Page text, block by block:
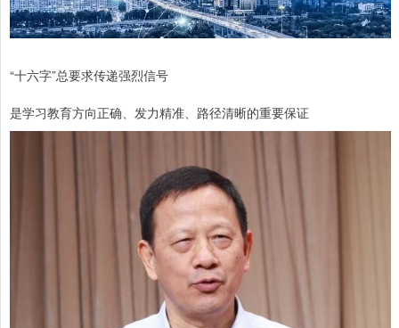
“十六字”总要求传递强烈信号
是学习教育方向正确、发力精准、路径清晰的重要保证